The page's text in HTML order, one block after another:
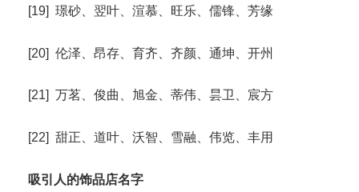
[19] 璟砂、翌叶、渲慕、旺乐、儒锋、芳缘
[20] 伦泽、昂存、育齐、齐颜、通坤、开州
[21] 万茗、俊曲、旭金、蒂伟、昙卫、宸方
[22] 甜正、道叶、沃智、雪融、伟览、丰用
吸引人的饰品店名字